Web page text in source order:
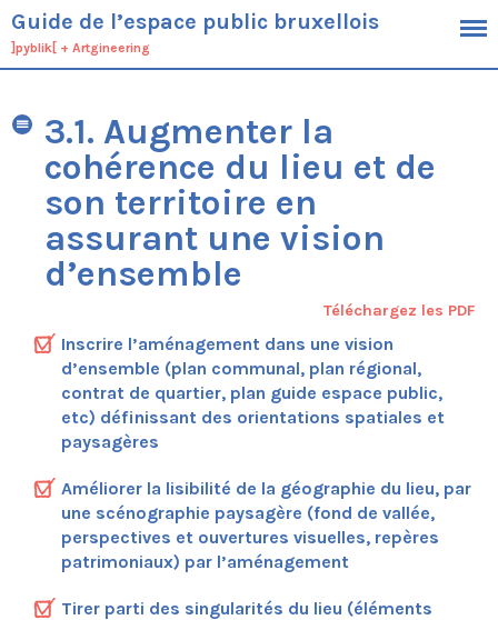
Objectifs
Public cible
Démarche
Contexte
Spécificités du territoire bruxellois
Cadres planologiques et outils
opérationnels bruxellois
Ambitions
Economie
Aménagement de l’espace public
Maillage
Partage
Esthétique
Guide de l’espace public bruxellois
]pyblik[ + Artgineering
3.1. Augmenter la
cohérence du lieu et de
son territoire en
assurant une vision
d’ensemble
Téléchargez les PDF
Inscrire l’aménagement dans une vision
d’ensemble (plan communal, plan régional,
contrat de quartier, plan guide espace public,
etc) définissant des orientations spatiales et
paysagères
Améliorer la lisibilité de la géographie du lieu, par
une scénographie paysagère (fond de vallée,
perspectives et ouvertures visuelles, repères
patrimoniaux) par l’aménagement
Tirer parti des singularités du lieu (éléments